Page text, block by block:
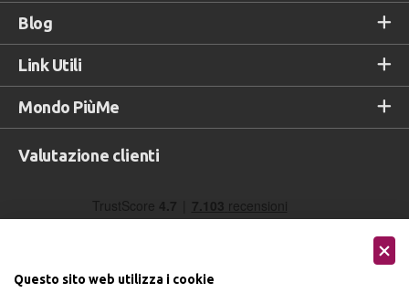
Blog
Link Utili
Mondo PiùMe
Valutazione clienti
Questo sito web utilizza i cookie